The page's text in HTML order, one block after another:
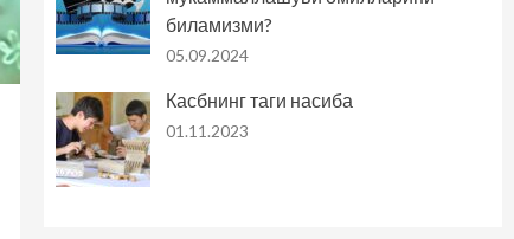
биламизми?
05.09.2024
Касбнинг таги насиба
01.11.2023